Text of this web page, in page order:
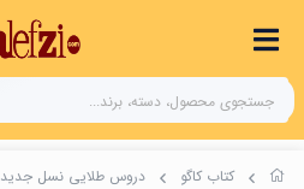
کتاب کاگو دروس طلایی نسل جدید